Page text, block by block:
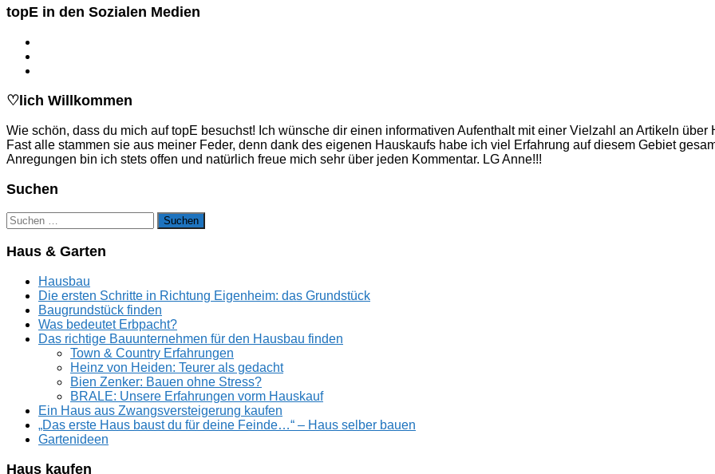
topE in den Sozialen Medien
♡lich Willkommen
Wie schön, dass du mich auf topE besuchst! Ich wünsche dir einen informativen Aufenthalt mit einer Vielzahl an Artikeln über
Fast alle stammen sie aus meiner Feder, denn dank des eigenen Hauskaufs habe ich viel Erfahrung auf diesem Gebiet
Anregungen bin ich stets offen und natürlich freue mich sehr über jeden Kommentar. LG Anne!!!
Suchen
Suchen
nach:
Haus & Garten
Hausbau
Die ersten Schritte in Richtung Eigenheim: das Grundstück
Baugrundstück finden
Was bedeutet Erbpacht?
Das richtige Bauunternehmen für den Hausbau finden
Town & Country Erfahrungen
Heinz von Heiden: Teurer als gedacht
Bien Zenker: Bauen ohne Stress?
BRALE: Unsere Erfahrungen vorm Hauskauf
Ein Haus aus Zwangsversteigerung kaufen
„Das erste Haus baust du für deine Feinde…“ – Haus selber bauen
Gartenideen
Haus kaufen